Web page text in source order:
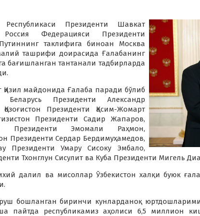
Республикаси Президенти Шавкат
Федерацияси Президенти
таклифига биноан Москва
ташрифи доирасида Ғалабанинг
бағишланган тантанали тадбирларда
Қизил майдонида Ғалаба паради бўлиб
Президенти Александр
Президенти Қасим-Жомарт
Президенти Садир Жапаров,
Президенти Эмомали Раҳмон,
Президенти Сердар Бердимуҳамедов,
Президенти Умару Сисоку Эмбало,
Тхонглун Сисулит ва Куба Президенти Мигель
далил ва мисоллар Ўзбекистон халқи буюк
бошланган биринчи кунларданоқ
пайтда республикамиз аҳолиси 6,5 миллион